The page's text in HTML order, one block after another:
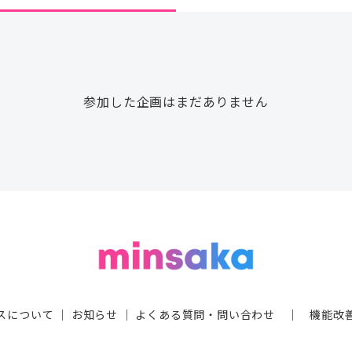
参加した企画はまだありません
について ｜ お知らせ ｜ よくある質問・問い合わせ ｜機能改